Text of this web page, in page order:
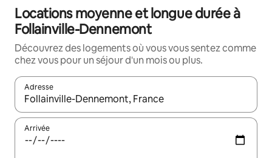
Locations moyenne et longue durée à
Follainville-Dennemont
Découvrez des logements où vous vous sentez comme
chez vous pour un séjour d'un mois ou plus.
Adresse
Lorsque les résultats s'affichent, utilisez les flèches vers le
Arrivée